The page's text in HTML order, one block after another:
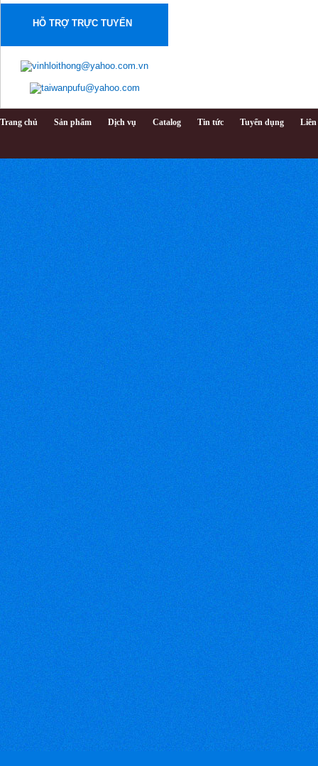
Email:
vinhloithong@gmail.com
Wed: www.vinhloithong.com
Triển lãm quốc
tế lần thứ 13
về máy móc,
thiết bị,
nguyên phụ liệu ngành Công
nghiệp Dệt và May-VTG 2013
sẽ được diễn ra từ ngày 24-
TPHCM.
CÔNG TY
THÔNG
Thái Bình
P.12 Q. Tân
Showroom: 133 Xuân Hồng
P. 12 Q.Tân Bình P.12 Q. Tân
Bình TP.HCM
Hotline: 0989501868
Điện thoại: 08-35074808 08-
366809028
Email:
vinhloithong@gmail.com
Email:
(VEN) - VTG
2012 – Triển
lãm quốc tế
nghiệp dệt
may Việt Nam – sự kiện lớn
dệt may quốc tế tại Việt
ngày 21 - 24/11/2012 tại
Trung tâm Hội chợ và Triển
lãm Sài Gòn (SECC).
(Petrotimes)
Thương cho
biết tình hình
xuất khẩu dệt
may của quý I/2012 khó khăn
hơn so với cùng kỳ năm
khẩu đang bị giảm ở 3 thị
trường chính là Mỹ, Nhật và
châu Âu. Tuy nhiên hàng dệt
may vẫn có kim ngạch xuất
khẩu lớn nhất trong số các
nhóm hàng khác.
HỖ TRỢ TRỰC TUYẾN
Trang chủ Sản phẩm Dịch vụ Catalog Tin tức Tuyển dụng Liên